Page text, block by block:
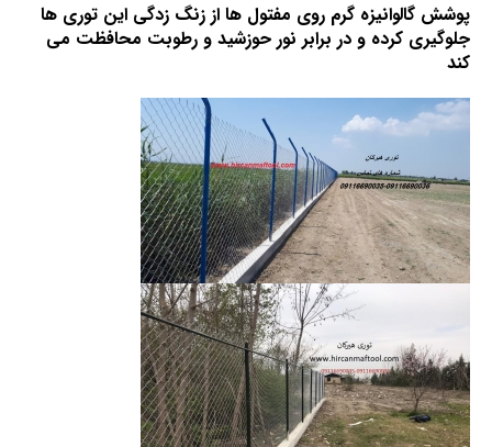
پوشش گالوانیزه گرم روی مفتول ها از زنگ زدگی این توری ها
جلوگیری کرده و در برابر نور حوزشید و رطوبت محافظت می
کند